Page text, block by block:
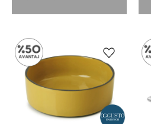
Caractere
Hardal